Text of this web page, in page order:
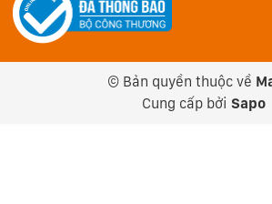
© Bản quyền thuộc về
Cung cấp bởi Sapo